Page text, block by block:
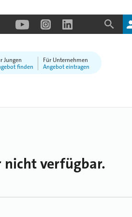
Jungen
finden
Für Unternehmen
Angebot eintragen
nicht verfügbar.